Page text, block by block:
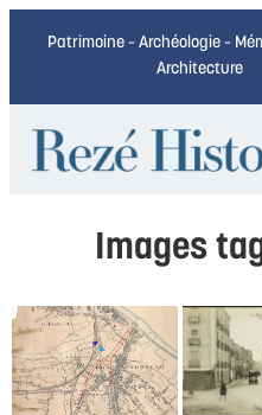
Patrimoine – Archéologie –
Architecture
Images